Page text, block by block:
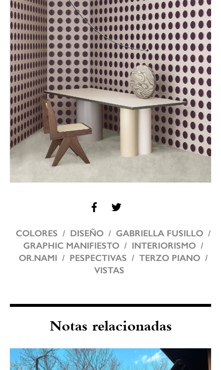
COLORES DISEÑO
GABRIELLA FUSILLO
GRAPHIC MANIFIESTO
INTERIORISMO
OR.NAMI
PESPECTIVAS
TERZO PIANO
VISTAS
Notas relacionadas